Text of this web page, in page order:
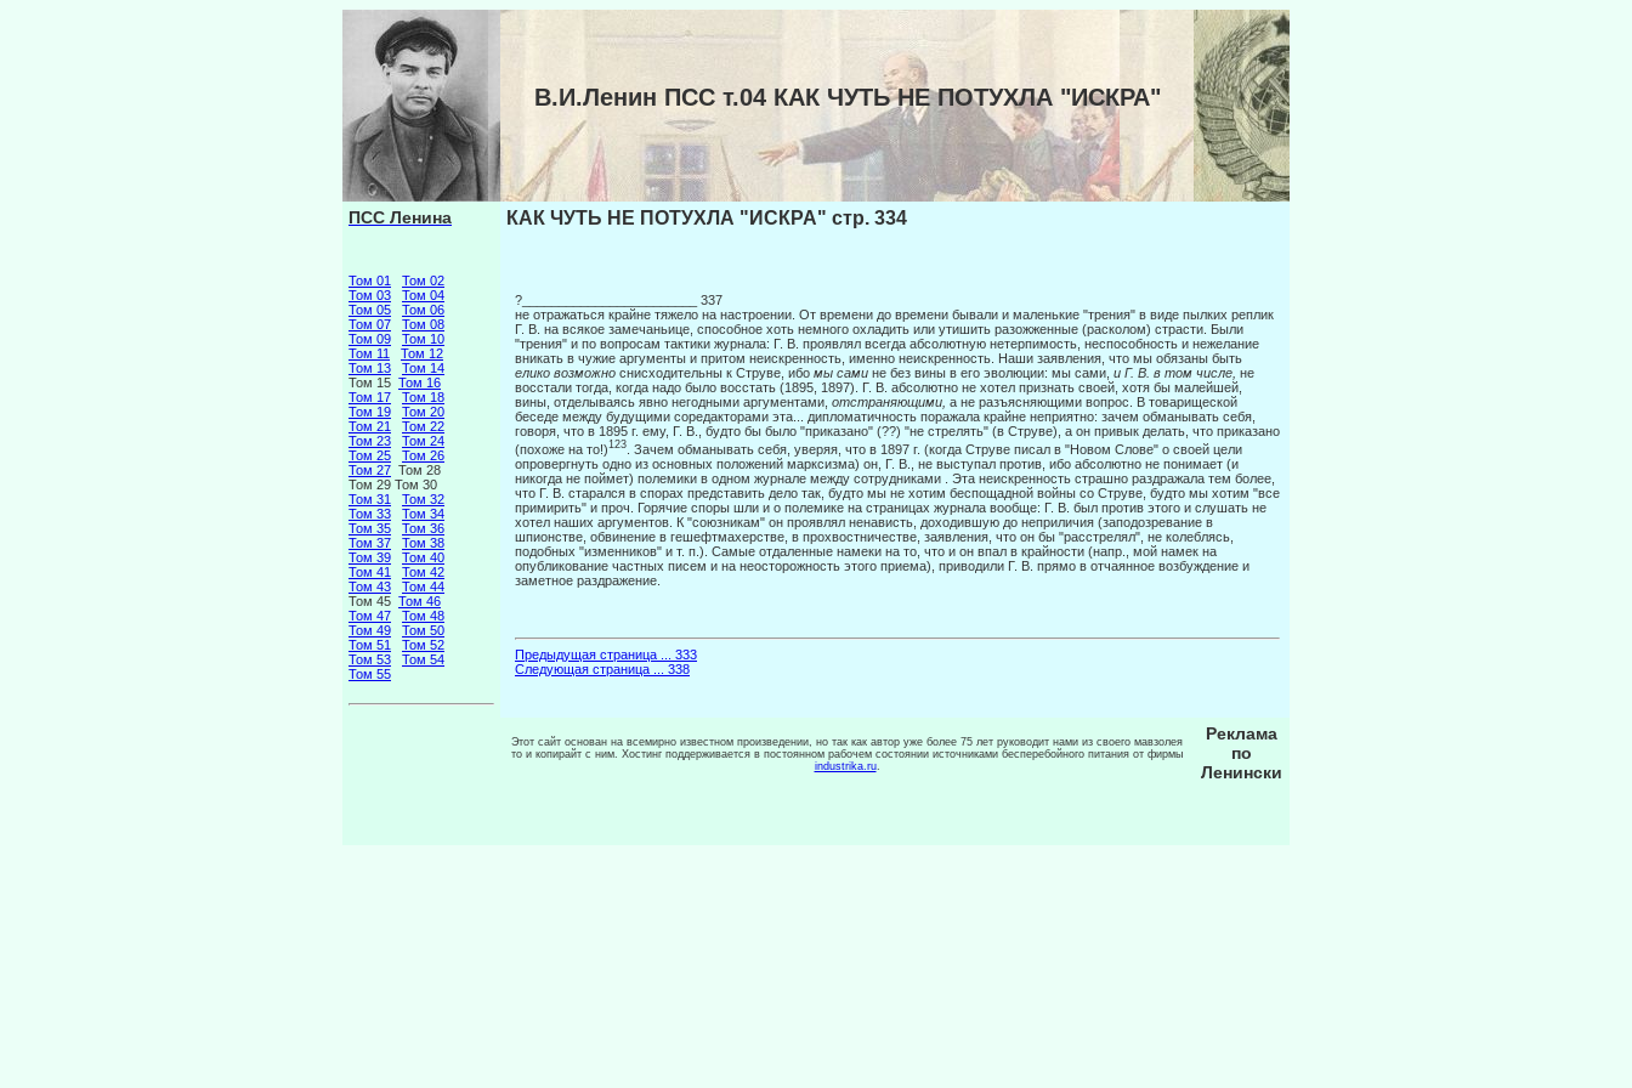
В.И.Ленин ПСС т.04 КАК ЧУТЬ НЕ ПОТУХЛА "ИСКРА"
ПСС Ленина
Том 01
Том 02
Том 03
Том 04
Том 05
Том 06
Том 07
Том 08
Том 09
Том 10
Том 11
Том 12
Том 13
Том 14
Том 15 Том 16
Том 17
Том 18
Том 19
Том 20
Том 21
Том 22
Том 23
Том 24
Том 25
Том 26
Том 27 Том 28
Том 29 Том 30
Том 31
Том 32
Том 33
Том 34
Том 35
Том 36
Том 37
Том 38
Том 39
Том 40
Том 41
Том 42
Том 43
Том 44
Том 45 Том 46
Том 47
Том 48
Том 49
Том 50
Том 51
Том 52
Том 53
Том 54
Том 55
КАК ЧУТЬ НЕ ПОТУХЛА "ИСКРА" стр. 334
?________________________ 337
не отражаться крайне тяжело на настроении. От времени до времени бывали и малень­кие "трения" в виде пылких реплик
Г. В. на всякое замечаньице, способное хоть немно­го охладить или утишить разожженные (расколом) страсти. Были
"трения" и по вопро­сам тактики журнала: Г. В. проявлял всегда абсолютную нетерпимость, неспособность и нежелание
вникать в чужие аргументы и притом неискренность, именно неискрен­ность. Наши заявления, что мы обязаны быть
елико возможно снисходительны к Стру­ве, ибо мы сами не без вины в его эволюции: мы сами, и Г. В. в том числе, не
восстали тогда, когда надо было восстать (1895, 1897). Г. В. абсолютно не хотел признать своей, хотя бы малейшей,
вины, отделываясь явно негодными аргументами, отстраняющими, а не разъясняющими вопрос. В товарищеской
беседе между будущими соредакторами эта... дипломатичность поражала крайне неприятно: зачем обманывать себя,
говоря, что в 1895 г. ему, Г. В., будто бы было "приказано" (??) "не стрелять" (в Струве), а он при­вык делать, что приказано
(похоже на то!)123 . Зачем обманывать себя, уверяя, что в 1897 г. (когда Струве писал в "Новом Слове" о своей цели
опровергнуть одно из ос­новных положений марксизма) он, Г. В., не выступал против, ибо абсолютно не пони­мает (и
никогда не поймет) полемики в одном журнале между сотрудниками . Эта не­искренность страшно раздражала тем более,
что Г. В. старался в спорах представить дело так, будто мы не хотим беспощадной войны со Струве, будто мы хотим "все
при­мирить" и проч. Горячие споры шли и о полемике на страницах журнала вообще: Г. В. был против этого и слушать не
хотел наших аргументов. К "союзникам" он проявлял ненависть, доходившую до неприличия (заподозревание в
шпионстве, обвинение в ге­шефтмахерстве, в прохвостничестве, заявления, что он бы "расстрелял", не колеблясь,
подобных "изменников" и т. п.). Самые отдаленные намеки на то, что и он впал в край­ности (напр., мой намек на
опубликование частных писем и на неосторожность этого приема), приводили Г. В. прямо в отчаянное возбуждение и
заметное раздражение.
Предыдущая страница ... 333
Следующая страница ... 338
Этот сайт основан на всемирно известном произведении, но так как автор уже более 75 лет руководит нами из своего мавзолея
то и копирайт с ним. Хостинг поддерживается в постоянном рабочем состоянии источниками бесперебойного питания от фирмы
industrika.ru.
Реклама
по
Ленински